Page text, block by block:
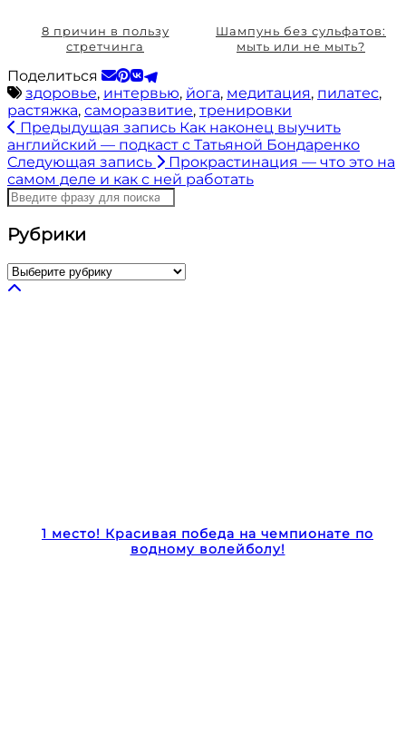
8 причин в пользу
стретчинга
Шампунь без сульфатов:
мыть или не мыть?
Поделиться
здоровье, интервью, йога, медитация, пилатес,
растяжка, саморазвитие, тренировки
Предыдущая запись Как наконец выучить
английский — подкаст с Татьяной Бондаренко
Следующая запись
Прокрастинация — что это на
самом деле и как с ней работать
Рубрики
Рубрики
1 место! Красивая победа на чемпионате по
водному волейболу!